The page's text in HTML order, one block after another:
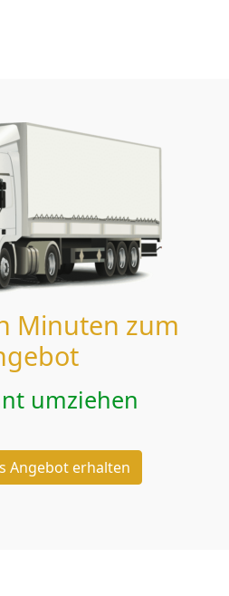
Minuten zum
umziehen
Angebot erhalten